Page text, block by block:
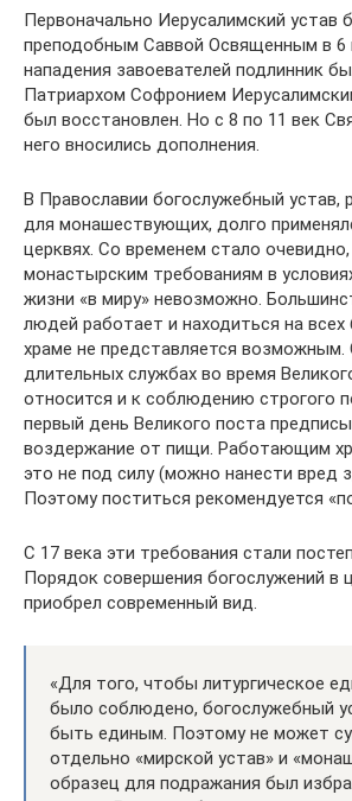
Первоначально Иерусалимский устав
преподобным Саввой Освященным в 6
нападения завоевателей подлинник
Патриархом Софронием
был восстановлен. Но с 8 по 11 век
него вносились дополнения.
В Православии богослужебный устав,
для монашествующих, долго
церквях. Со временем стало
монастырским требованиям в
жизни «в миру» невозможно.
людей работает и находиться на всех
храме не представляется возможным.
длительных службах во время
относится и к соблюдению строгого
первый день Великого поста
воздержание от пищи. Работающим
это не под силу (можно нанести вред
Поэтому поститься рекомендуется
С 17 века эти требования стали
Порядок совершения богослужений в
приобрел современный вид.
«Для того, чтобы литургическое
было соблюдено, богослужебный
быть единым. Поэтому не может
отдельно «мирской устав» и
образец для подражания был